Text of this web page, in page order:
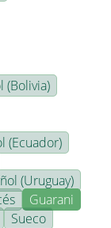
(Bolivia)
(Ecuador)
(Uruguay)
Guarani
Sueco